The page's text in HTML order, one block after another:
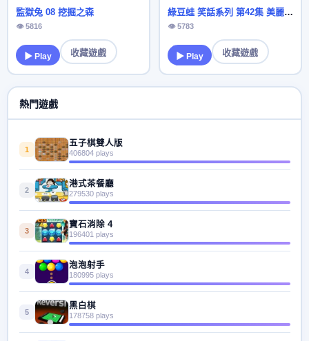
監獄兔 08 挖掘之森
👁 5816
▶ Play 收藏遊戲
綠豆蛙 笑話系列 第42集 美麗的裙子
👁 5783
▶ Play 收藏遊戲
熱門遊戲
1
五子棋雙人版
406804 plays
2
港式茶餐廳
279530 plays
3
寶石消除 4
196401 plays
4
泡泡射手
180995 plays
5
黑白棋
178758 plays